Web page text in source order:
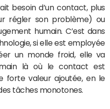
besoin d’un contact, plus
régler son problème) ou
humain. C’est dans
si elle est employée
un monde froid, elle va
là où le contact est
forte valeur ajoutée, en le
tâches monotones.